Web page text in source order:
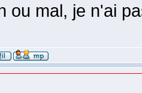
ou mal, je n'ai